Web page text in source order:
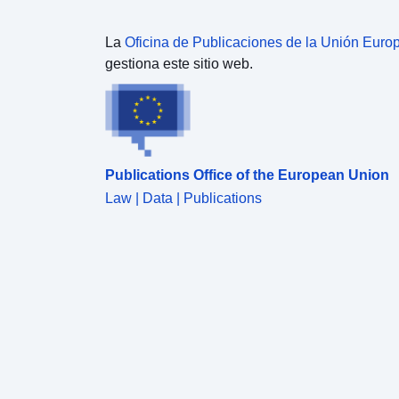
La Oficina de Publicaciones de la Unión
gestiona este sitio web.
Publications Office of the European Union
Law | Data | Publications